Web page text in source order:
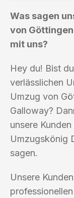
Was sagen
von
mit uns?
Hey du! Bist
verlässlichen
Umzug von
Galloway?
unsere
Umzugskönig
sagen.
Unsere